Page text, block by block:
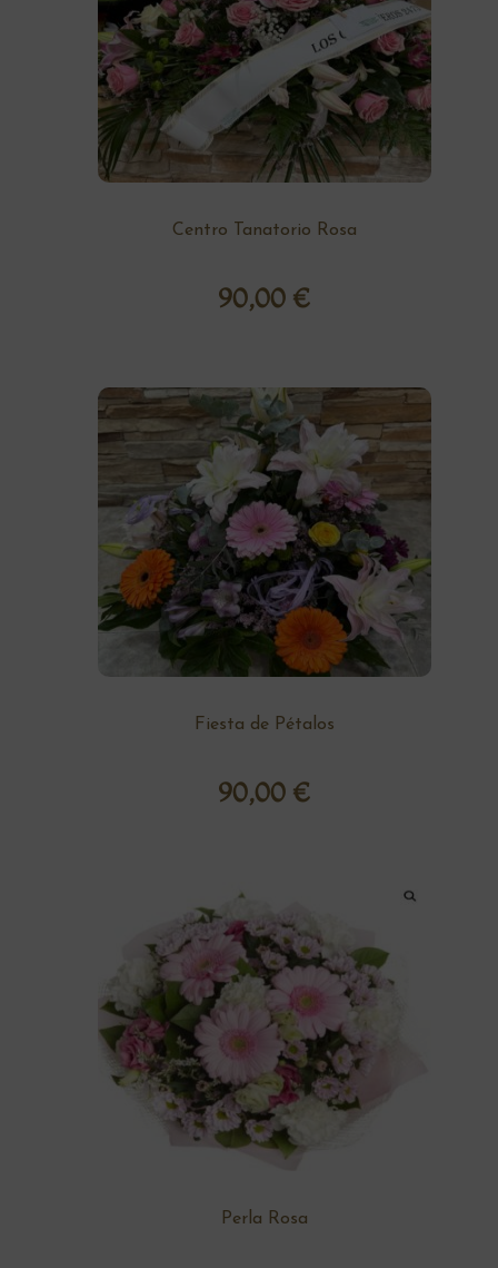
Centro Tanatorio Rosa
90,00 €
Fiesta de Pétalos
90,00 €
Perla Rosa